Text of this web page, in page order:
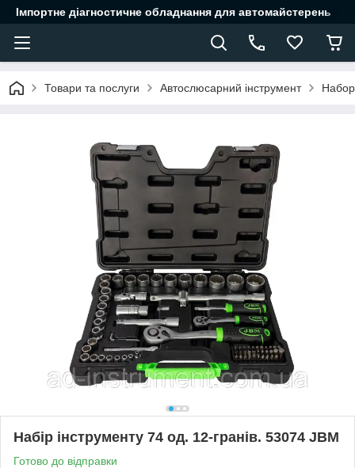
Імпортне діагностичне обладнання для автомайстерень
Товари та послуги Автослюсарний інструмент
Набір інструменту 74 од. 12-гранів. 53074 JBM
Готово до відправки